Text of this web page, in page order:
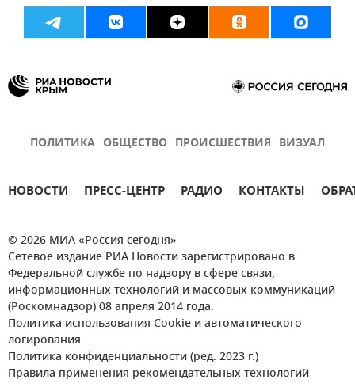
ПОЛИТИКА ОБЩЕСТВО ПРОИСШЕСТВИЯ ВИЗУАЛ
НОВОСТИ ПРЕСС-ЦЕНТР РАДИО КОНТАКТЫ
© 2026 МИА «Россия сегодня»
Сетевое издание РИА Новости зарегистрировано в
Федеральной службе по надзору в сфере связи,
информационных технологий и массовых коммуникаций
(Роскомнадзор) 08 апреля 2014 года.
Политика использования Cookie и автоматического
логирования
Политика конфиденциальности (ред. 2023 г.)
Правила применения рекомендательных технологий